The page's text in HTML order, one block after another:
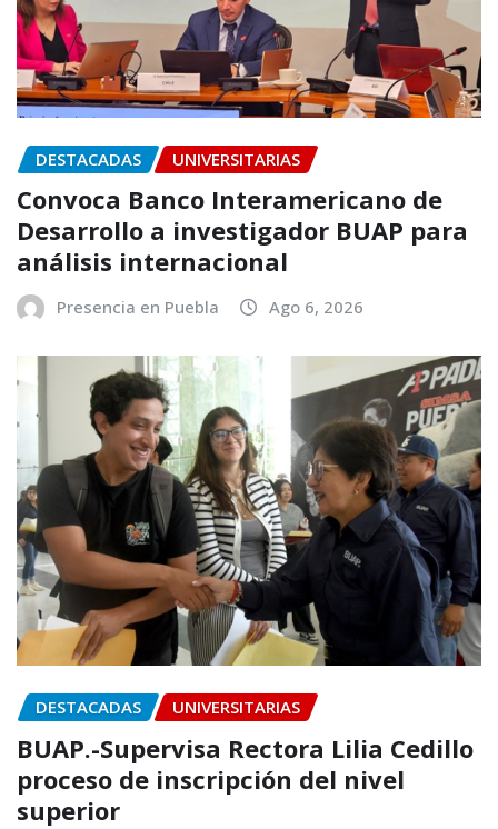
DESTACADAS UNIVERSITARIAS
Convoca Banco Interamericano de
Desarrollo a investigador BUAP para
análisis internacional
Presencia en Puebla Ago 6, 2026
DESTACADAS UNIVERSITARIAS
BUAP.-Supervisa Rectora Lilia Cedillo
proceso de inscripción del nivel
superior